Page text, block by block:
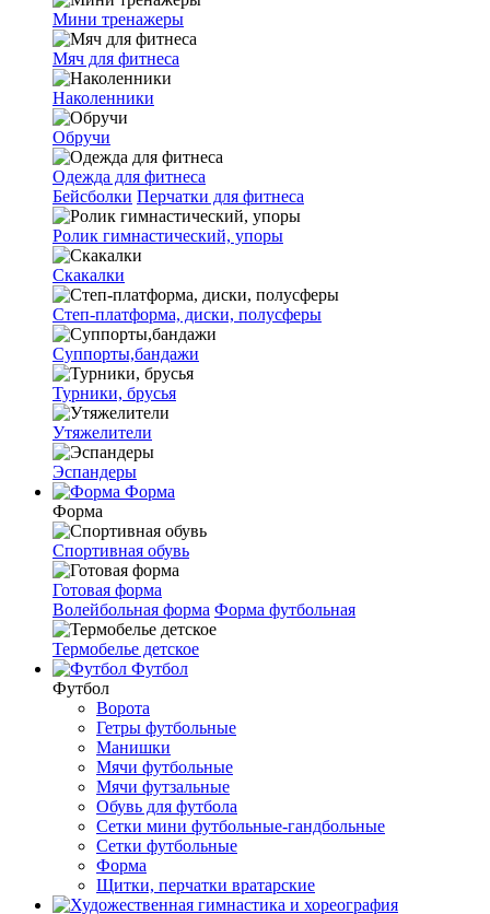
Мини тренажеры
Мяч для фитнеса
Наколенники
Обручи
Одежда для фитнеса
Бейсболки Перчатки для фитнеса
Ролик гимнастический, упоры
Скакалки
Степ-платформа, диски, полусферы
Суппорты,бандажи
Турники, брусья
Утяжелители
Эспандеры
Форма
Форма
Спортивная обувь
Готовая форма
Волейбольная форма Форма футбольная
Термобелье детское
Футбол
Футбол
Ворота
Гетры футбольные
Манишки
Мячи футбольные
Мячи футзальные
Обувь для футбола
Сетки мини футбольные-гандбольные
Сетки футбольные
Форма
Щитки, перчатки вратарские